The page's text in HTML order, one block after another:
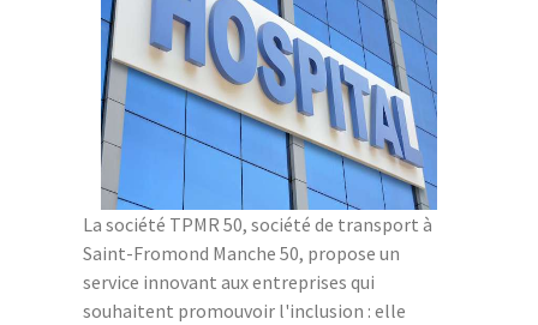
La société TPMR 50, société de transport à
Saint-Fromond Manche 50, propose un
service innovant aux entreprises qui
souhaitent promouvoir l'inclusion : elle